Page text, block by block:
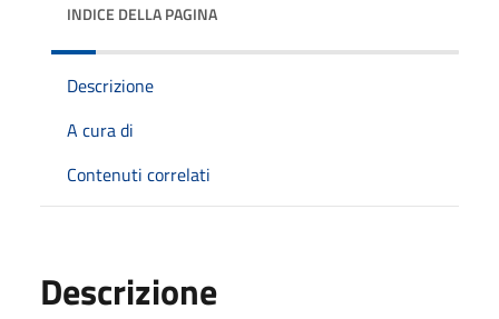
INDICE DELLA PAGINA
Descrizione
A cura di
Contenuti correlati
Descrizione